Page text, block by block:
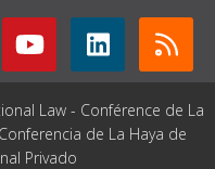
Law - Conférence de La
de La Haya de
Privado